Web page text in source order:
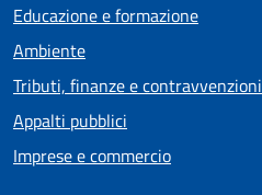
Educazione e formazione
Ambiente
Tributi, finanze e contravvenzioni
Appalti pubblici
Imprese e commercio